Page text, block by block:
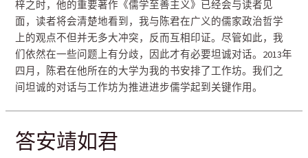
梓之时，他的重要著作《儒学至善主义》已经会与读者见
面，读者将会清楚地看到，我与陈君在广义的儒家政治哲学
上的观点不但并无多大冲突，反而互相印证。尽管如此，我
们依然在一些问题上有分歧，因此才有必要坦诚对话。2013年
四月，陈君在他所在的大学为我的书安排了工作坊。我们之
间坦诚的对话与工作坊为推进进步儒学起到关键作用。
答安靖如君